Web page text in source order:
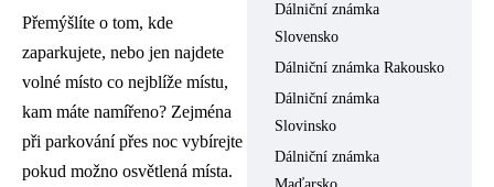
Přemýšlíte o tom, kde
zaparkujete, nebo jen najdete
volné místo co nejblíže místu,
kam máte namířeno? Zejména
při parkování přes noc vybírejte
pokud možno osvětlená místa.
Dálniční známka
Slovensko
Dálniční známka Rakousko
Dálniční známka
Slovinsko
Dálniční známka